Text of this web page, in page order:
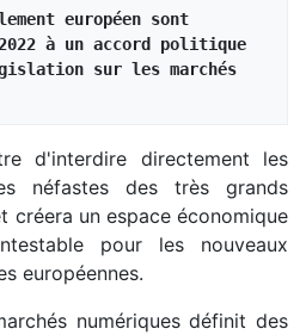
européen sont
à un accord politique
sur les marchés
d'interdire directement les
néfastes des très grands
créera un espace économique
pour les nouveaux
européennes.
numériques définit des